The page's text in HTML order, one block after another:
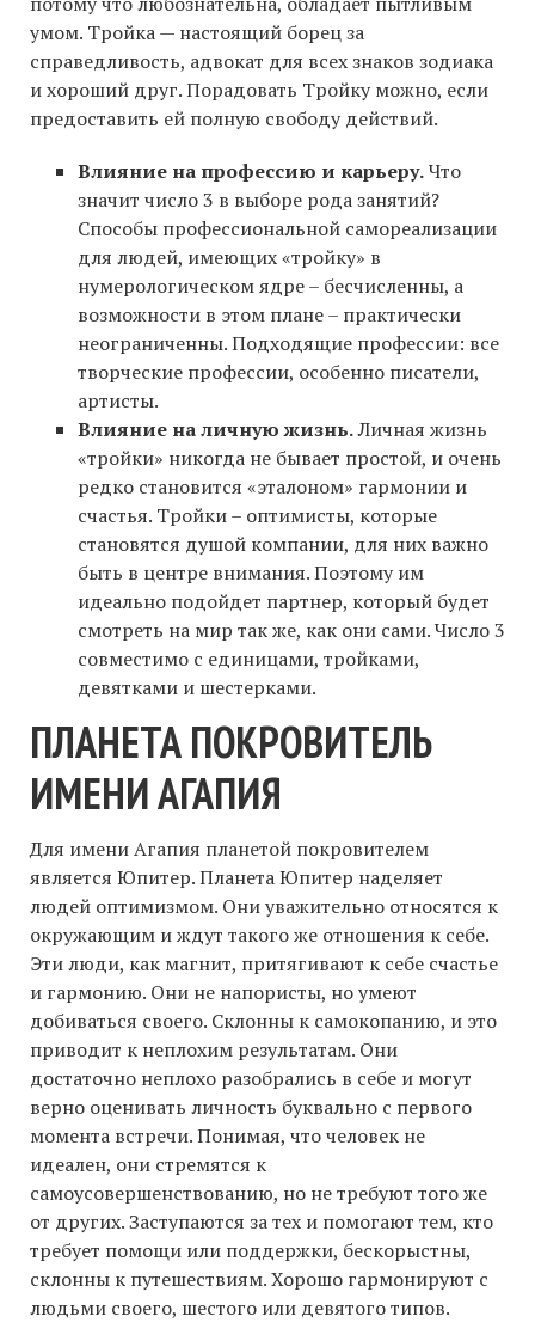
умом. Тройка — настоящий борец за
справедливость, адвокат для всех знаков зодиака
и хороший друг. Порадовать Тройку можно, если
предоставить ей полную свободу действий.
Влияние на профессию и карьеру.Что
значит число 3 в выборе рода занятий?
Способы профессиональной самореализации
для людей, имеющих «тройку» в
нумерологическом ядре – бесчисленны, а
возможности в этом плане – практически
неограниченны. Подходящие профессии: все
творческие профессии, особенно писатели,
артисты.
Влияние на личную жизнь.Личная жизнь
«тройки» никогда не бывает простой, и очень
редко становится «эталоном» гармонии и
счастья. Тройки – оптимисты, которые
становятся душой компании, для них важно
быть в центре внимания. Поэтому им
идеально подойдет партнер, который будет
смотреть на мир так же, как они сами. Число 3
совместимо с единицами, тройками,
девятками и шестерками.
ПЛАНЕТА ПОКРОВИТЕЛЬ
ИМЕНИ АГАПИЯ
Для имени Агапия планетой покровителем
является Юпитер. Планета Юпитер наделяет
людей оптимизмом. Они уважительно относятся к
окружающим и ждут такого же отношения к себе.
Эти люди, как магнит, притягивают к себе счастье
и гармонию. Они не напористы, но умеют
добиваться своего. Склонны к самокопанию, и это
приводит к неплохим результатам. Они
достаточно неплохо разобрались в себе и могут
верно оценивать личность буквально с первого
момента встречи. Понимая, что человек не
идеален, они стремятся к
самоусовершенствованию, но не требуют того же
от других. Заступаются за тех и помогают тем, кто
требует помощи или поддержки, бескорыстны,
склонны к путешествиям. Хорошо гармонируют с
людьми своего, шестого или девятого типов.